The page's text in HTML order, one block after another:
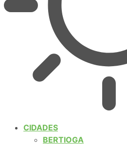
CIDADES
BERTIOGA